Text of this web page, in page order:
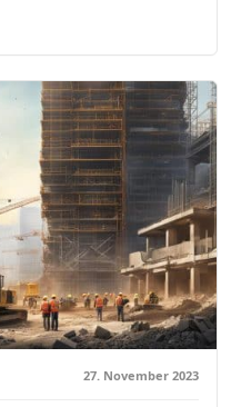
27. November 2023